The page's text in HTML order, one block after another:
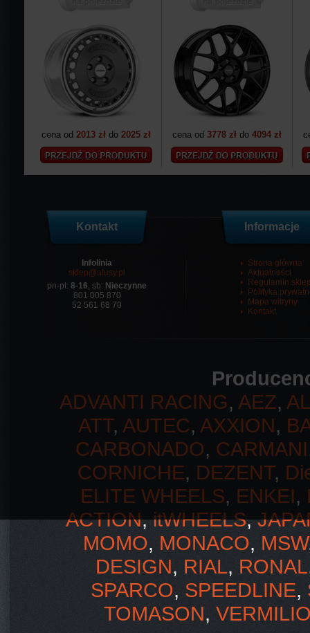
cena od 2013 zł do 2025 zł cena od 3778 zł do 4094 zł
Kontakt
Infolinia
sklep@alusy.pl
pn-pt: 8-16, sb: Nieczynne
801 005 870
52 561 68 70
Informacje
Strona główna
Aktualności
Regulamin
Polityka
Mapa witryny
Kontakt
ADVANTI RACING, AEZ,
ATT, AUTEC, AXXION,
CARBONADO, CARMANI
CORNICHE, DEZENT,
ELITE WHEELS, ENKEI,
ACTION,itWHEELS,
MOMO, MONACO, MSW
DESIGN, RIAL, RONAL
SPARCO, SPEEDLINE,
TOMASON,